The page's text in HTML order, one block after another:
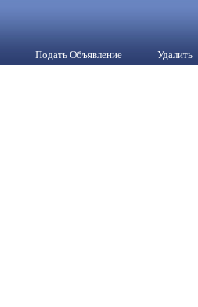
Подать Объявление Удалить